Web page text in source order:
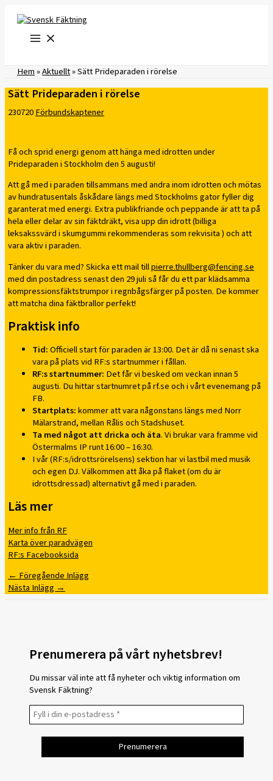
innehåll
Hem»Aktuellt»Sätt Prideparaden i rörelse
Sätt Prideparaden i rörelse
230720Förbundskaptener
Få och sprid energi genom att hänga med idrotten under
Prideparaden i Stockholm den 5 augusti!
Att gå med i paraden tillsammans med andra inom idrotten och mötas
av hundratusentals åskådare längs med Stockholms gator fyller dig
garanterat med energi. Extra publikfriande och peppande är att ta på
hela eller delar av sin fäktdräkt, visa upp din idrott (billiga
leksakssvärd i skumgummi rekommenderas som rekvisita ) och att
vara aktiv i paraden.
Tänker du vara med? Skicka ett mail tillpierre.thullberg@fencing.se
med din postadress senast den 29 juli så får du ett par klädsamma
kompressionsfäktstrumpor i regnbågsfärger på posten. De kommer
att matcha dina fäktbrallor perfekt!
Praktisk info
Tid:Officiell start för paraden är 13:00. Det är då ni senast ska
vara på plats vid RF:s startnummer i fållan.
RF:s startnummer: Det får vi besked om veckan innan 5
augusti. Du hittar startnumret på rf.se och i vårt evenemang på
FB.
Startplats:kommer att vara någonstans längs med Norr
Mälarstrand, mellan Rålis och Stadshuset.
Ta med något att dricka och äta. Vi brukar vara framme vid
Östermalms IP runt 16:00 – 16:30.
I vår (RF:s/idrottsrörelsens) sektion har vi lastbil med musik
och egen DJ. Välkommen att åka på flaket (om du är
idrottsdressad) alternativt gå med i paraden.
Läs mer
Mer info från RF
Karta över paradvägen
RF:s Facebooksida
←Föregående Inlägg
Nästa Inlägg→
Prenumerera på vårt nyhetsbrev!
Du missar väl inte att få nyheter och viktig information om
Svensk Fäktning?